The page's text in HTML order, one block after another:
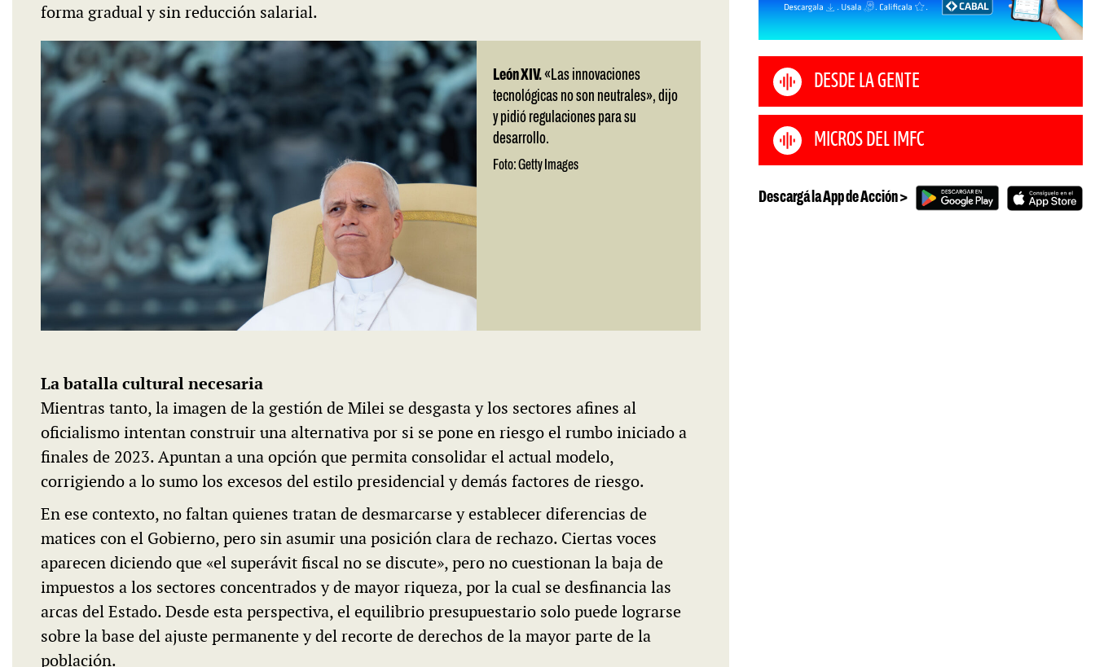
forma gradual y sin reducción salarial.
León XIV.«Las innovaciones
tecnológicas no son neutrales», dijo
y pidió regulaciones para su
desarrollo.
Foto: Getty Images
La batalla cultural necesaria
Mientras tanto, la imagen de la gestión de Milei se desgasta y los sectores afines al
oficialismo intentan construir una alternativa por si se pone en riesgo el rumbo iniciado a
finales de 2023. Apuntan a una opción que permita consolidar el actual modelo,
corrigiendo a lo sumo los excesos del estilo presidencial y demás factores de riesgo.
En ese contexto, no faltan quienes tratan de desmarcarse y establecer diferencias de
matices con el Gobierno, pero sin asumir una posición clara de rechazo. Ciertas voces
aparecen diciendo que «el superávit fiscal no se discute», pero no cuestionan la baja de
impuestos a los sectores concentrados y de mayor riqueza, por la cual se desfinancia las
arcas del Estado. Desde esta perspectiva, el equilibrio presupuestario solo puede lograrse
sobre la base del ajuste permanente y del recorte de derechos de la mayor parte de la
población.
DESDE LA GENTE
MICROS DEL IMFC
Descargá la App de Acción >